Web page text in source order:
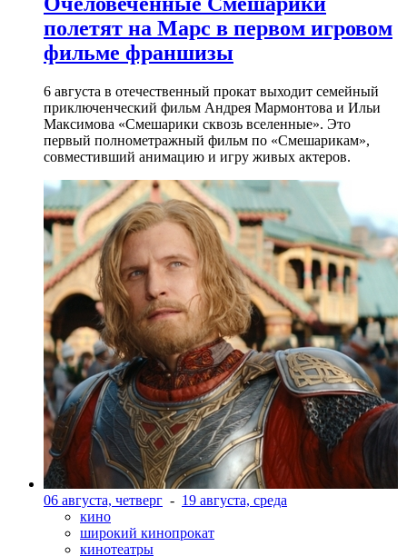
полетят на Марс в первом игровом
фильме франшизы
6 августа в отечественный прокат выходит семейный
приключенческий фильм Андрея Мармонтова и Ильи
Максимова «Смешарики сквозь вселенные». Это
первый полнометражный фильм по «Смешарикам»,
совместивший анимацию и игру живых актеров.
06 августа, четверг - 19 августа, среда
кино
широкий кинопрокат
кинотеатры